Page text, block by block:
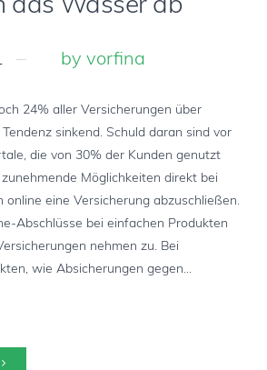
das Wasser ab
by vorfina
24% aller Versicherungen über
sinkend. Schuld daran sind vor
die von 30% der Kunden genutzt
Möglichkeiten direkt bei
online eine Versicherung abzuschließen.
Abschlüsse bei einfachen Produkten
nehmen zu. Bei
wie Absicherungen gegen...